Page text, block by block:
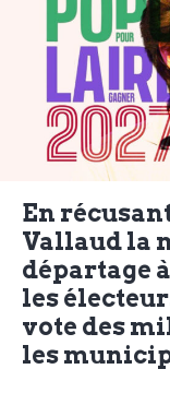
En
Vallaud la
départage
les
vote des
les